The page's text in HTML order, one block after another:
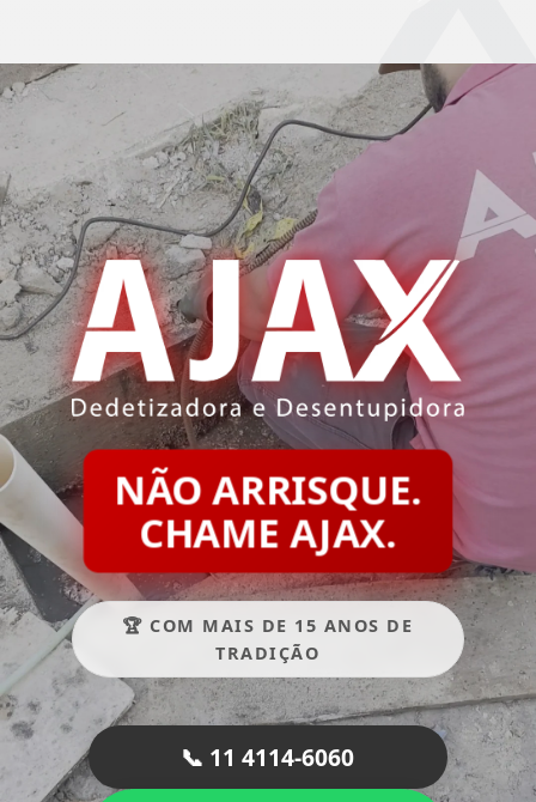
NÃO ARRISQUE.
CHAME AJAX.
🏆 COM MAIS DE 15 ANOS DE
TRADIÇÃO
📞 11 4114-6060